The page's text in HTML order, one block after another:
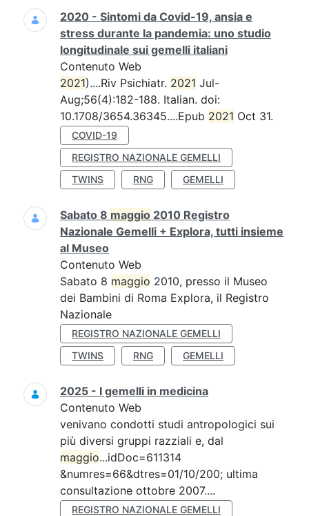
Ricerca
2020 - Sintomi da Covid-19, ansia e
stress durante la pandemia: uno studio
longitudinale sui gemelli italiani
Contenuto Web
2021)....Riv Psichiatr. 2021 Jul-
Aug;56(4):182-188. Italian. doi:
10.1708/3654.36345....Epub 2021 Oct 31.
COVID-19
REGISTRO NAZIONALE GEMELLI
TWINS
RNG GEMELLI
Sabato 8 maggio 2010 Registro
Nazionale Gemelli + Explora, tutti insieme
al Museo
Contenuto Web
Sabato 8 maggio 2010, presso il Museo
dei Bambini di Roma Explora, il Registro
Nazionale
REGISTRO NAZIONALE GEMELLI
TWINS
RNG GEMELLI
2025 - I gemelli in medicina
Contenuto Web
venivano condotti studi antropologici sui
più diversi gruppi razziali e, dal
maggio...idDoc=611314
&numres=66&dtres=01/10/200; ultima
consultazione ottobre 2007....
REGISTRO NAZIONALE GEMELLI